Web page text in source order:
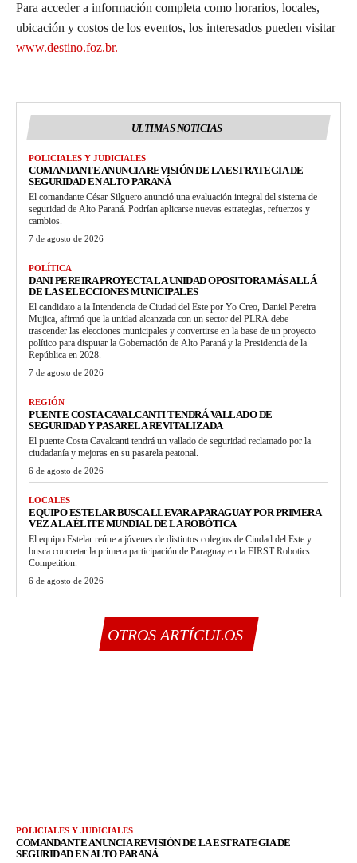
Para acceder a información completa como horarios, locales,
ubicación y costos de los eventos, los interesados pueden visitar
www.destino.foz.br.
ULTIMAS NOTICIAS
POLICIALES Y JUDICIALES
COMANDANTE ANUNCIA REVISIÓN DE LA ESTRATEGIA DE
SEGURIDAD EN ALTO PARANÁ
El comandante César Silguero anunció una evaluación integral del sistema de
seguridad de Alto Paraná. Podrían aplicarse nuevas estrategias, refuerzos y
cambios.
7 de agosto de 2026
POLÍTICA
DANI PEREIRA PROYECTA LA UNIDAD OPOSITORA MÁS ALLÁ
DE LAS ELECCIONES MUNICIPALES
El candidato a la Intendencia de Ciudad del Este por Yo Creo, Daniel Pereira
Mujica, afirmó que la unidad alcanzada con un sector del PLRA debe
trascender las elecciones municipales y convertirse en la base de un proyecto
político para disputar la Gobernación de Alto Paraná y la Presidencia de la
República en 2028.
7 de agosto de 2026
REGIÓN
PUENTE COSTA CAVALCANTI TENDRÁ VALLADO DE
SEGURIDAD Y PASARELA REVITALIZADA
El puente Costa Cavalcanti tendrá un vallado de seguridad reclamado por la
ciudadanía y mejoras en su pasarela peatonal.
6 de agosto de 2026
LOCALES
EQUIPO ESTELAR BUSCA LLEVAR A PARAGUAY POR PRIMERA
VEZ A LA ÉLITE MUNDIAL DE LA ROBÓTICA
El equipo Estelar reúne a jóvenes de distintos colegios de Ciudad del Este y
busca concretar la primera participación de Paraguay en la FIRST Robotics
Competition.
6 de agosto de 2026
OTROS ARTÍCULOS
POLICIALES Y JUDICIALES
COMANDANTE ANUNCIA REVISIÓN DE LA ESTRATEGIA DE
SEGURIDAD EN ALTO PARANÁ